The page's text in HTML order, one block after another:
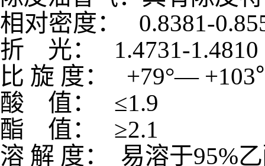
相对密度：
折
光：
比 旋 度： +79°—+103
酸
值： ≤
酯
值： ≥
溶 解 度： 易溶于95%